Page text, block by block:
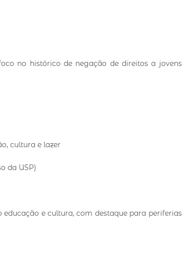
no histórico de negação de direitos a jovens
cultura e lazer
da USP)
e cultura, com destaque para periferias